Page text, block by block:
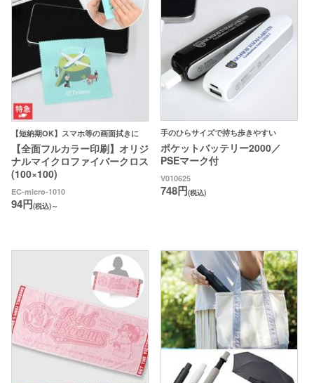
【短納期OK】スマホ等の画面拭きに
【全面フルカラー印刷】オリジ
ナルマイクロファイバークロス
(100×100)
EC-micro-1010
94円(税込)～
手のひらサイズで持ち歩きやすい
ポケットバッテリー2000／
PSEマーク付
V010625
748円(税込)